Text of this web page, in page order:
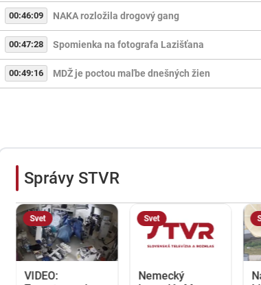
00:46:09 NAKA rozložila drogový gang
00:47:28 Spomienka na fotografa Lazišťana
00:49:16 MDŽ je poctou maľbe dnešných žien
Správy STVR
Svet
VIDEO:
Svet
Nemecký